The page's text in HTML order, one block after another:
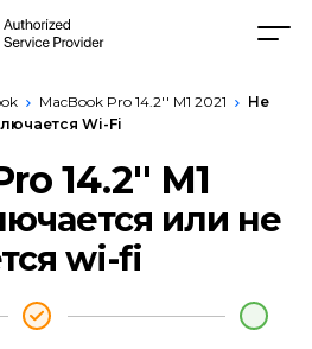
MacBook Pro 14.2'' M1 2021
Не
Wi-Fi
14.2'' M1
или не
wi-fi